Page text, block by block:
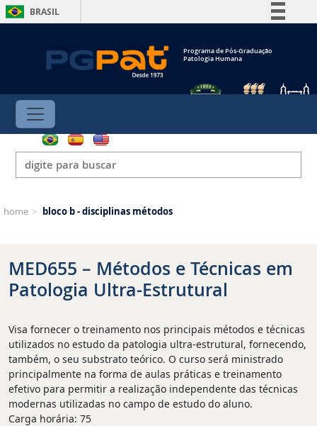
BRASIL
Comunica BR
Acesso à informação
Programa de Pós-Graduação
Patologia Humana
home > bloco b - disciplinas métodos
MED655 – Métodos e Técnicas em
Patologia Ultra-Estrutural
Visa fornecer o treinamento nos principais métodos e técnicas
utilizados no estudo da patologia ultra-estrutural, fornecendo,
também, o seu substrato teórico. O curso será ministrado
principalmente na forma de aulas práticas e treinamento
efetivo para permitir a realização independente das técnicas
modernas utilizadas no campo de estudo do aluno.
Carga horária: 75